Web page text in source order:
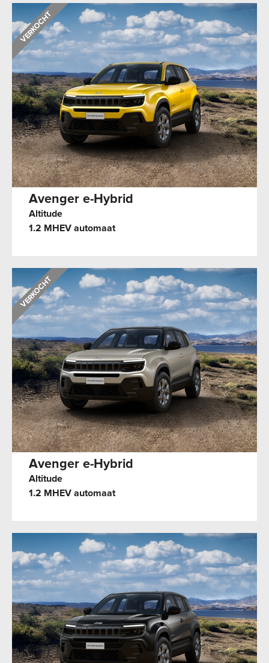
Avenger e-Hybrid
Altitude
1.2 MHEV automaat
Avenger e-Hybrid
Altitude
1.2 MHEV automaat